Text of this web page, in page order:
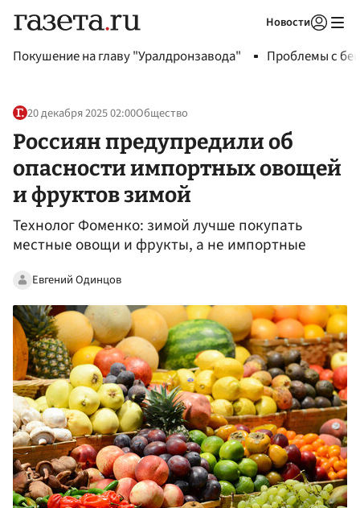
Новости
Покушение на главу "Уралдронзавода" Проблемы с
20 декабря 2025 02:00Общество
Россиян предупредили об
опасности импортных овощей
и фруктов зимой
Технолог Фоменко: зимой лучше покупать
местные овощи и фрукты, а не импортные
Евгений Одинцов